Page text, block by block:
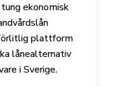
ekonomisk
plattform
lånealternativ
i Sverige.